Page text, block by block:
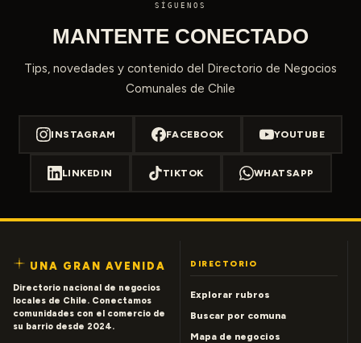
SÍGUENOS
MANTENTE CONECTADO
Tips, novedades y contenido del Directorio de Negocios
Comunales de Chile
INSTAGRAM FACEBOOK YOUTUBE
LINKEDIN TIKTOK WHATSAPP
UNA GRAN AVENIDA
Directorio nacional de negocios
locales de Chile. Conectamos
comunidades con el comercio de
su barrio desde 2024.
DIRECTORIO
Explorar rubros
Buscar por comuna
Mapa de negocios